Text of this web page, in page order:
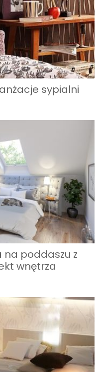
sypialni
na poddaszu z
wnętrza